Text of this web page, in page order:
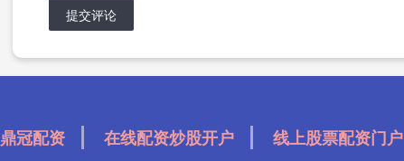
提交评论
鼎冠配资 在线配资炒股开户 线上股票配资门户